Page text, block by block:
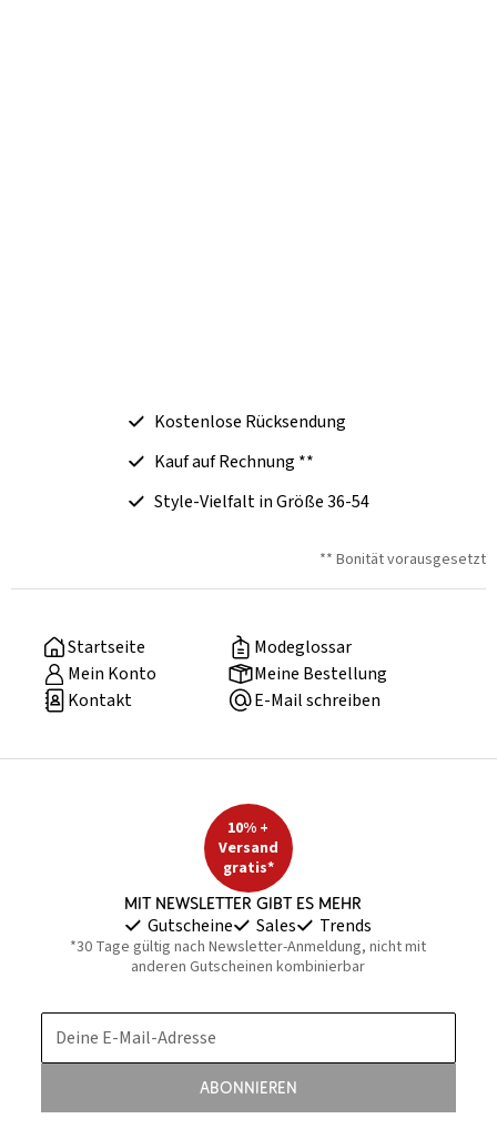
Kostenlose Rücksendung
Kauf auf Rechnung **
Style-Vielfalt in Größe 36-54
** Bonität vorausgesetzt
Startseite
Modeglossar
Mein Konto
Meine Bestellung
Kontakt
E-Mail schreiben
10% +
Versand
gratis*
Mit Newsletter gibt es mehr
Gutscheine Sales Trends
*30 Tage gültig nach Newsletter-Anmeldung, nicht mit
anderen Gutscheinen kombinierbar
Deine E-Mail-Adresse
Abonnieren